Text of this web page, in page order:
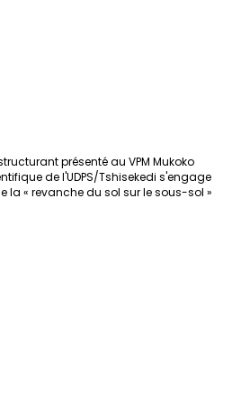
présenté au VPM Mukoko
de l'UDPS/Tshisekedi s'engage
« revanche du sol sur le sous-sol »